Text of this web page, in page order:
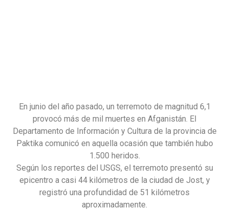
En junio del año pasado, un terremoto de magnitud 6,1
provocó más de mil muertes en Afganistán. El
Departamento de Información y Cultura de la provincia de
Paktika comunicó en aquella ocasión que también hubo
1.500 heridos.
Según los reportes del USGS, el terremoto presentó su
epicentro a casi 44 kilómetros de la ciudad de Jost, y
registró una profundidad de 51 kilómetros
aproximadamente.